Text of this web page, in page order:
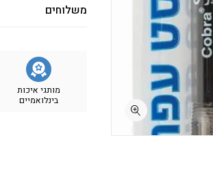
משלוחים
מותגי איכות
בינלואמיים